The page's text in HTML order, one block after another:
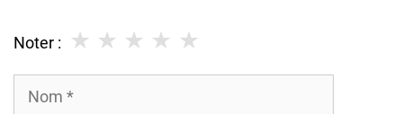
Noter : ★
★
★
★
★
Nom